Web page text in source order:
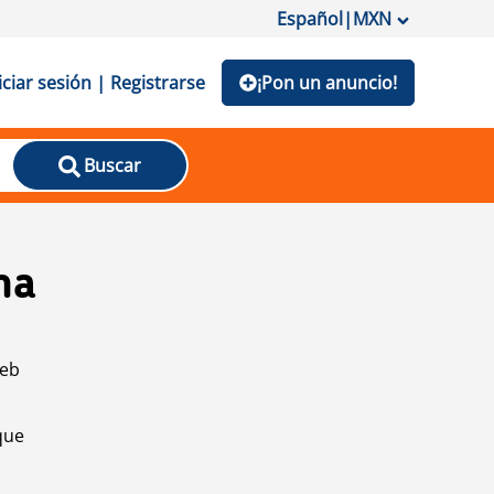
Español|MXN
sesión | Registrarse ¡Pon un anuncio!
Buscar